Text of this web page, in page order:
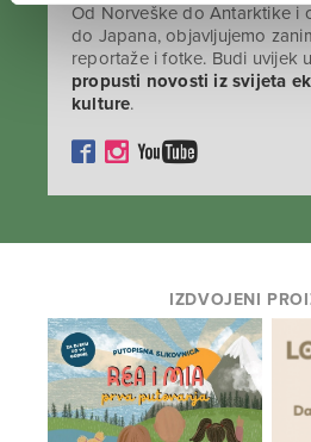
Od Norveške do Antarktike i
do Japana, objavljujemo
reportaže i fotke. Budi uvijek
propusti novosti iz svijeta
kulture.
IZDVOJENI